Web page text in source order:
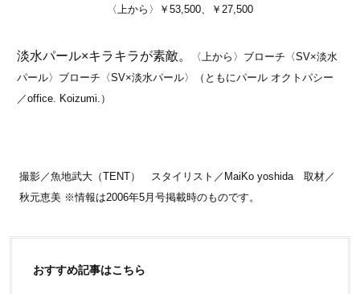
〈上から〉￥53,500、￥27,500
淡水パール×キラキラが素敵。
〈上から〉ブローチ〈SV×淡水
パール〉ブローチ〈SV×淡水パール〉（ともにパール オクトパシー
／office. Koizumi.）
撮影／魚地武大（TENT） スタイリスト／MaiKo yoshida 取材／
秋元恵美 ※情報は2006年5月号掲載時のものです。
おすすめ記事はこちら